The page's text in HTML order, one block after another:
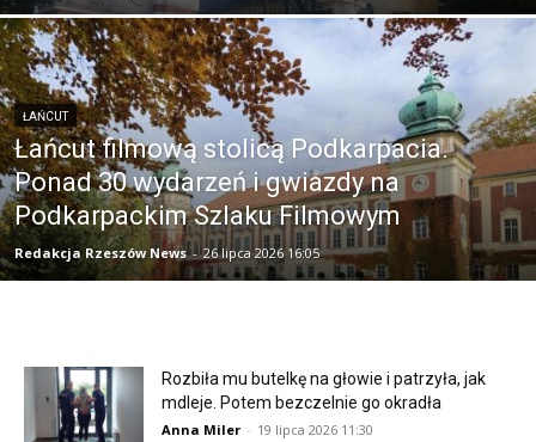
ŁAŃCUT
Łańcut filmową stolicą Podkarpacia.
Ponad 30 wydarzeń i gwiazdy na
Podkarpackim Szlaku Filmowym
Redakcja Rzeszów News - 26 lipca 2026 16:05
Rozbiła mu butelkę na głowie i patrzyła, jak
mdleje. Potem bezczelnie go okradła
Anna Miler - 19 lipca 2026 11:30